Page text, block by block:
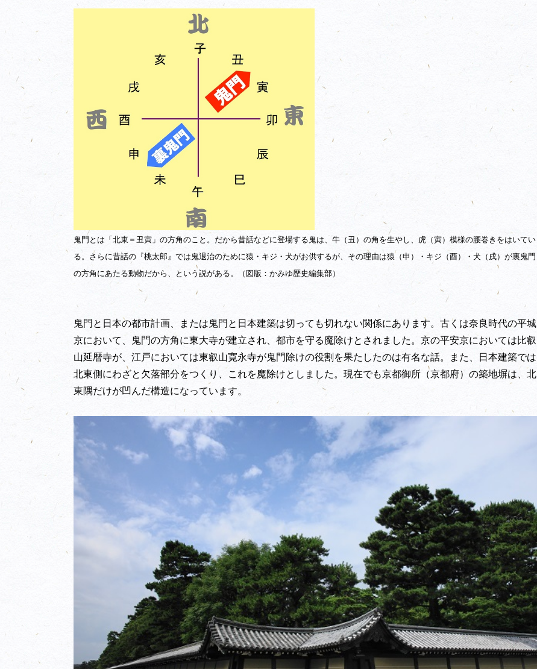
鬼門とは「北東＝丑寅」の方角のこと。だから昔話などに登場する鬼は、牛（丑）の角を生やし、虎（寅）模様の腰巻きをはいてい
る。さらに昔話の『桃太郎』では鬼退治のために猿・キジ・犬がお供するが、その理由は猿（申）・キジ（酉）・犬（戌）が裏鬼門
の方角にあたる動物だから、という説がある。（図版：かみゆ歴史編集部）
鬼門と日本の都市計画、または鬼門と日本建築は切っても切れない関係にあります。古くは奈良時代の平城
京において、鬼門の方角に東大寺が建立され、都市を守る魔除けとされました。京の平安京においては比叡
山延暦寺が、江戸においては東叡山寛永寺が鬼門除けの役割を果たしたのは有名な話。また、日本建築では
北東側にわざと欠落部分をつくり、これを魔除けとしました。現在でも京都御所（京都府）の築地塀は、北
東隅だけが凹んだ構造になっています。